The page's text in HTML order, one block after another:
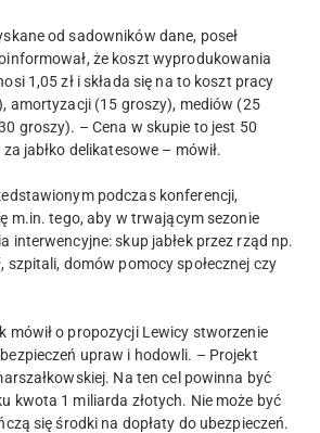
od sadowników dane, poseł
że koszt wyprodukowania
1,05 zł i składa się na to koszt pracy
amortyzacji (15 groszy), mediów (25
groszy). – Cena w skupie to jest 50
jabłko delikatesowe – mówił.
podczas konferencji,
m.in. tego, aby w trwającym sezonie
interwencyjne: skup jabłek przez rząd np.
szpitali, domów pomocy społecznej czy
mówił o propozycji Lewicy stworzenie
upraw i hodowli. – Projekt
Na ten cel powinna być
kwota 1 miliarda złotych. Nie może być
się środki na dopłaty do ubezpieczeń.